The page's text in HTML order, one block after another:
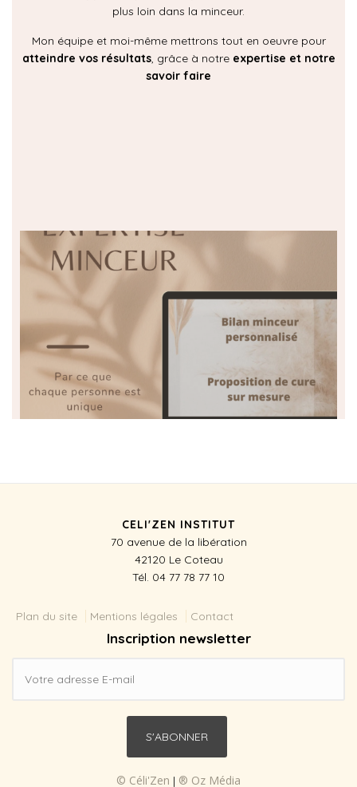
plus loin dans la minceur.
Mon équipe et moi-même mettrons tout en oeuvre pour
atteindre vos résultats, grâce à notre expertise et notre
savoir faire
CELI'ZEN INSTITUT
70 avenue de la libération
42120 Le Coteau
Tél. 04 77 78 77 10
Menu menu footer
Plan du site Mentions légales Contact
Inscription newsletter
© Céli'Zen | ® Oz Média